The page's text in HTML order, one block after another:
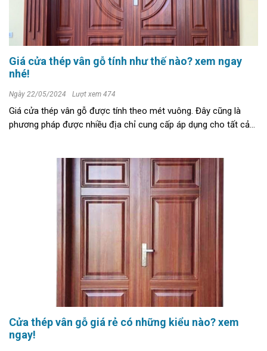
Giá cửa thép vân gỗ tính như thế nào? xem ngay
nhé!
Ngày 22/05/2024 Lượt xem 474
Giá cửa thép vân gỗ được tính theo mét vuông. Đây cũng là
phương pháp được nhiều địa chỉ cung cấp áp dụng cho tất cả
Cửa thép vân gỗ giá rẻ có những kiểu nào? xem
ngay!